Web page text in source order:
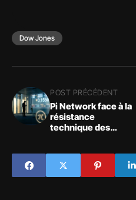
Dow Jones
POST PRÉCÉDENT
Pi Network face à la
résistance
technique des
crypto